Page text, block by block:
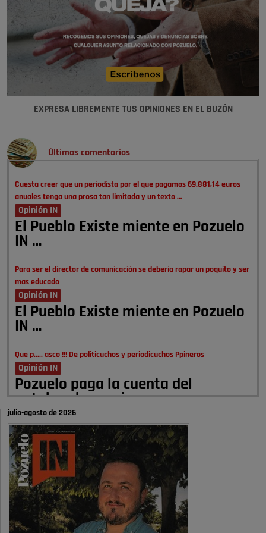
EXPRESA LIBREMENTE TUS OPINIONES EN EL BUZÓN
Últimos comentarios
Cuesta creer que un periodista por el que pagamos 69.881,14 euros
anuales tenga una prosa tan limitada y un texto …
Opinión IN
El Pueblo Existe miente en Pozuelo
IN …
Para ser el director de comunicación se debería rapar un poquito y ser
mas educado
Opinión IN
El Pueblo Existe miente en Pozuelo
IN …
Que p..... asco !!! De politicuchos y periodicuchos Ppineros
Opinión IN
Pozuelo paga la cuenta del
autobombo: casi …
Señora Alcaldesa Ud no ha vivido nunca en Pozuelo , pero yo si desde
hace más de 60 años , …
Pozuelo de Alarcón
Quejas por el deterioro de la
limpieza …
A ver si es posible que haya vivienda para familias con hijos y no
solamente jóvenes que no es tan …
julio-agosto de 2026